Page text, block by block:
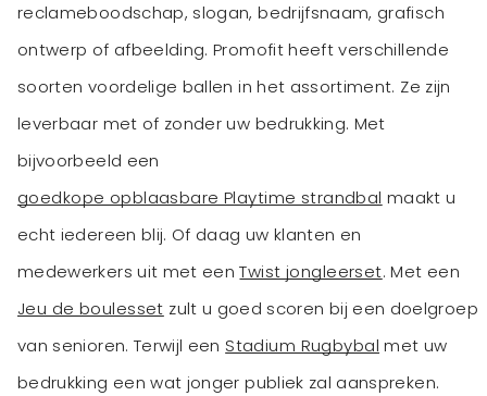
reclameboodschap, slogan, bedrijfsnaam, grafisch
ontwerp of afbeelding. Promofit heeft verschillende
soorten voordelige ballen in het assortiment. Ze zijn
leverbaar met of zonder uw bedrukking. Met
bijvoorbeeld een
goedkope opblaasbare Playtime strandbal maakt u
echt iedereen blij. Of daag uw klanten en
medewerkers uit met eenTwist jongleerset. Met een
Jeu de boulesset zult u goed scoren bij een doelgroep
van senioren. Terwijl een Stadium Rugbybal met uw
bedrukking een wat jonger publiek zal aanspreken.